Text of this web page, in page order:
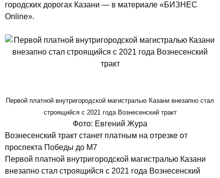
городских дорогах Казани — в материале «БИЗНЕС
Online».
Первой платной внутригородской магистралью Казани внезапно стал
строящийся с 2021 года Вознесенский тракт
Фото: Евгений Жура
Вознесенский тракт станет платным на отрезке от
проспекта Победы до М7
Первой платной внутригородской магистралью Казани
внезапно стал строящийся с 2021 года Вознесенский